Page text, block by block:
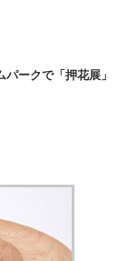
ークで「押花展」